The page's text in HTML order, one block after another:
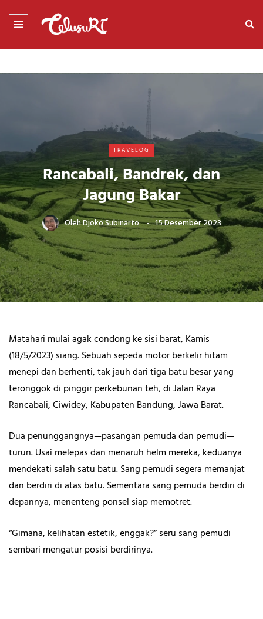
TRAVELOG
Rancabali, Bandrek, dan
Jagung Bakar
OlehDjoko Subinarto 15 Desember 2023
Matahari mulai agak condong ke sisi barat, Kamis
(18/5/2023) siang. Sebuah sepeda motor berkelir hitam
menepi dan berhenti, tak jauh dari tiga batu besar yang
teronggok di pinggir perkebunan teh, di Jalan Raya
Rancabali, Ciwidey, Kabupaten Bandung, Jawa Barat.
Dua penunggangnya—pasangan pemuda dan pemudi—
turun. Usai melepas dan menaruh helm mereka, keduanya
mendekati salah satu batu. Sang pemudi segera memanjat
dan berdiri di atas batu. Sementara sang pemuda berdiri di
depannya, menenteng ponsel siap memotret.
“Gimana, kelihatan estetik, enggak?” seru sang pemudi
sembari mengatur posisi berdirinya.